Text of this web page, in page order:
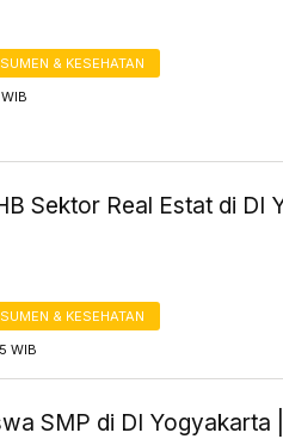
& KESEHATAN
Sektor Real Estat di DI
& KESEHATAN
WIB
SMP di DI Yogyakarta